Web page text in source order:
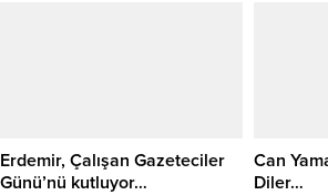
Erdemir, Çalışan Gazeteciler
Günü’nü kutluyor…
Can
Diler…